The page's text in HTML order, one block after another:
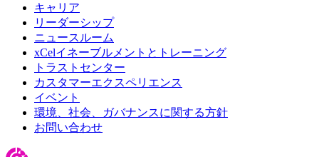
キャリア
リーダーシップ
ニュースルーム
xCelイネーブルメントとトレーニング
トラストセンター
カスタマーエクスペリエンス
イベント
環境、社会、ガバナンスに関する方針
お問い合わせ